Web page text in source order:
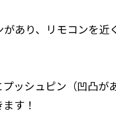
あり、リモコンを近
ッシュピン（凹凸が
す！